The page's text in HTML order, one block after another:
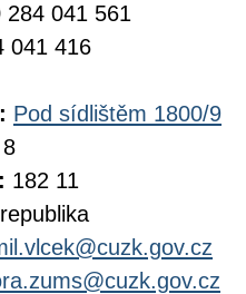
284 041 561
041 416
Pod sídlištěm 1800/9
182 11